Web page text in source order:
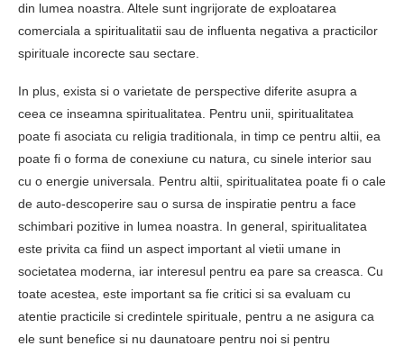
din lumea noastra. Altele sunt ingrijorate de exploatarea
comerciala a spiritualitatii sau de influenta negativa a practicilor
spirituale incorecte sau sectare.
In plus, exista si o varietate de perspective diferite asupra a
ceea ce inseamna spiritualitatea. Pentru unii, spiritualitatea
poate fi asociata cu religia traditionala, in timp ce pentru altii, ea
poate fi o forma de conexiune cu natura, cu sinele interior sau
cu o energie universala. Pentru altii, spiritualitatea poate fi o cale
de auto-descoperire sau o sursa de inspiratie pentru a face
schimbari pozitive in lumea noastra. In general, spiritualitatea
este privita ca fiind un aspect important al vietii umane in
societatea moderna, iar interesul pentru ea pare sa creasca. Cu
toate acestea, este important sa fie critici si sa evaluam cu
atentie practicile si credintele spirituale, pentru a ne asigura ca
ele sunt benefice si nu daunatoare pentru noi si pentru